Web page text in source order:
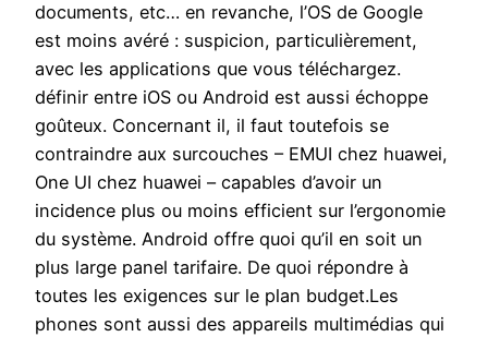
documents, etc… en revanche, l’OS de Google
est moins avéré : suspicion, particulièrement,
avec les applications que vous téléchargez.
définir entre iOS ou Android est aussi échoppe
goûteux. Concernant il, il faut toutefois se
contraindre aux surcouches – EMUI chez huawei,
One UI chez huawei – capables d’avoir un
incidence plus ou moins efficient sur l’ergonomie
du système. Android offre quoi qu’il en soit un
plus large panel tarifaire. De quoi répondre à
toutes les exigences sur le plan budget.Les
phones sont aussi des appareils multimédias qui